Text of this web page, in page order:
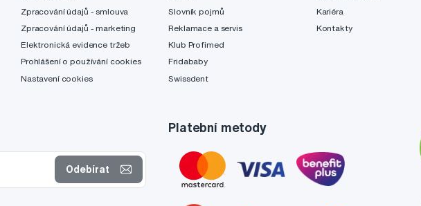
Zpracování údajů - smlouva
Zpracování údajů - marketing
Elektronická evidence tržeb
Prohlášení o používání cookies
Nastavení cookies
Slovník pojmů
Reklamace a servis
Klub Profimed
Fridababy
Swissdent
Kariéra
Kontakty
Odebírat
Platební metody